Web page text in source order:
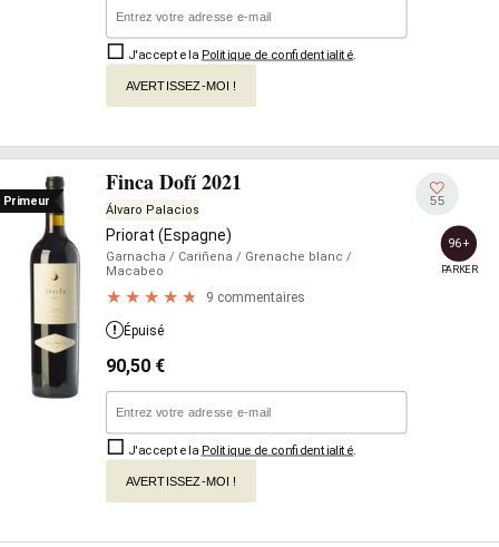
J'accepte la Politique de confidentialité
AVERTISSEZ-MOI !
Primeur
Finca Dofí 2021
Álvaro Palacios
Priorat (Espagne)
Garnacha / Cariñena / Grenache blanc /
Macabeo
9 commentaires
55
96+
PARKER
Épuisé
90,50 €
J'accepte la Politique de confidentialité
AVERTISSEZ-MOI !